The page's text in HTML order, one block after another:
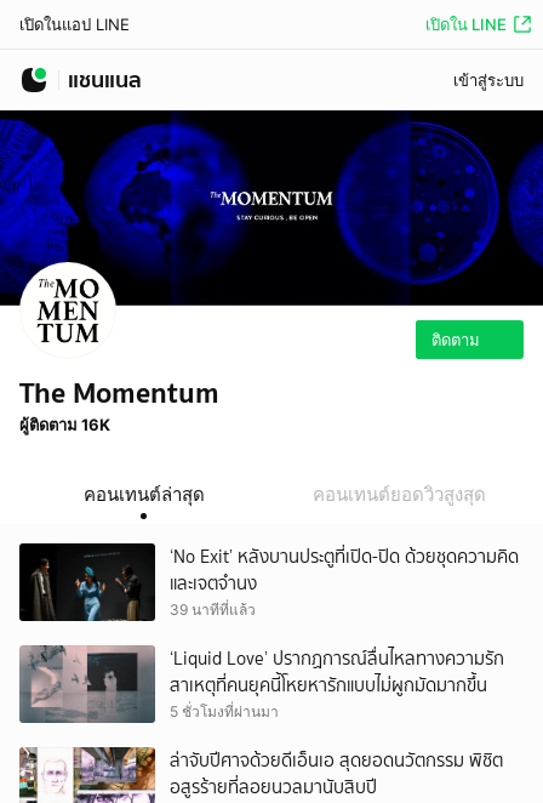
เปิดในแอป LINE เปิดใน LINE
แชนแนล เข้าสู่ระบบ
ติดตาม
The Momentum
ผู้ติดตาม 16K
คอนเทนต์ล่าสุด คอนเทนต์ยอดวิวสูงสุด
‘No Exit’ หลังบานประตูที่เปิด-ปิด ด้วยชุดความคิด
และเจตจำนง
39 นาทีที่แล้ว
‘Liquid Love’ ปรากฏการณ์ลื่นไหลทางความรัก
สาเหตุที่คนยุคนี้โหยหารักแบบไม่ผูกมัดมากขึ้น
5 ชั่วโมงที่ผ่านมา
ล่าจับปีศาจด้วยดีเอ็นเอ สุดยอดนวัตกรรม พิชิต
อสูรร้ายที่ลอยนวลมานับสิบปี